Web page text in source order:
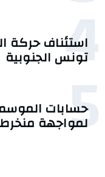
4
استئناف حركة
تونس الجنوبية
5
حسابات
لمواجهة